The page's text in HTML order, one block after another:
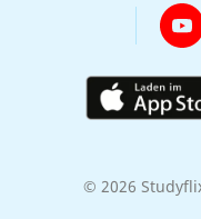
© 2026